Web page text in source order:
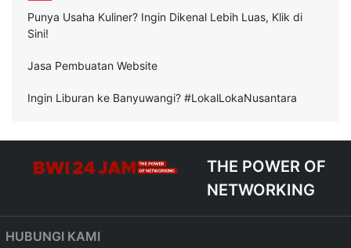
Punya Usaha Kuliner? Ingin Dikenal Lebih Luas, Klik di
Sini!
Jasa Pembuatan Website
Ingin Liburan ke Banyuwangi? #LokalLokaNusantara
THE POWER OF
NETWORKING
HUBUNGI KAMI